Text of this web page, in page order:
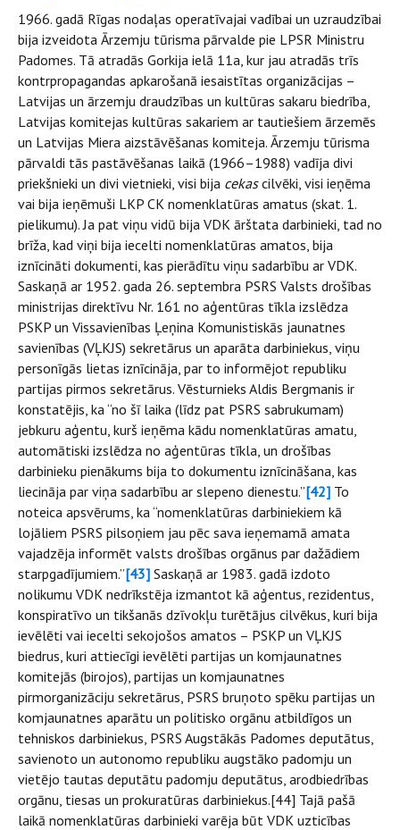
1966. gadā Rīgas nodaļas operatīvajai vadībai un uzraudzībai
bija izveidota Ārzemju tūrisma pārvalde pie LPSR Ministru
Padomes. Tā atradās Gorkija ielā 11a, kur jau atradās trīs
kontrpropagandas apkarošanā iesaistītas organizācijas –
Latvijas un ārzemju draudzības un kultūras sakaru biedrība,
Latvijas komitejas kultūras sakariem ar tautiešiem ārzemēs
un Latvijas Miera aizstāvēšanas komiteja. Ārzemju tūrisma
pārvaldi tās pastāvēšanas laikā (1966–1988) vadīja divi
priekšnieki un divi vietnieki, visi bija cekascilvēki, visi ieņēma
vai bija ieņēmuši LKP CK nomenklatūras amatus (skat. 1.
pielikumu). Ja pat viņu vidū bija VDK ārštata darbinieki, tad no
brīža, kad viņi bija iecelti nomenklatūras amatos, bija
iznīcināti dokumenti, kas pierādītu viņu sadarbību ar VDK.
Saskaņā ar 1952. gada 26. septembra PSRS Valsts drošības
ministrijas direktīvu Nr. 161 no aģentūras tīkla izslēdza
PSKP un Vissavienības Ļeņina Komunistiskās jaunatnes
savienības (VĻKJS) sekretārus un aparāta darbiniekus, viņu
personīgās lietas iznīcināja, par to informējot republiku
partijas pirmos sekretārus. Vēsturnieks Aldis Bergmanis ir
konstatējis, ka “no šī laika (līdz pat PSRS sabrukumam)
jebkuru aģentu, kurš ieņēma kādu nomenklatūras amatu,
automātiski izslēdza no aģentūras tīkla, un drošības
darbinieku pienākums bija to dokumentu iznīcināšana, kas
liecināja par viņa sadarbību ar slepeno dienestu.”[42] To
noteica apsvērums, ka “nomenklatūras darbiniekiem kā
lojāliem PSRS pilsoņiem jau pēc sava ieņemamā amata
vajadzēja informēt valsts drošības orgānus par dažādiem
starpgadījumiem.”[43] Saskaņā ar 1983. gadā izdoto
nolikumu VDK nedrīkstēja izmantot kā aģentus, rezidentus,
konspiratīvo un tikšanās dzīvokļu turētājus cilvēkus, kuri bija
ievēlēti vai iecelti sekojošos amatos – PSKP un VĻKJS
biedrus, kuri attiecīgi ievēlēti partijas un komjaunatnes
komitejās (birojos), partijas un komjaunatnes
pirmorganizāciju sekretārus, PSRS bruņoto spēku partijas un
komjaunatnes aparātu un politisko orgānu atbildīgos un
tehniskos darbiniekus, PSRS Augstākās Padomes deputātus,
savienoto un autonomo republiku augstāko padomju un
vietējo tautas deputātu padomju deputātus, arodbiedrības
orgānu, tiesas un prokuratūras darbiniekus.[44] Tajā pašā
laikā nomenklatūras darbinieki varēja būt VDK uzticības